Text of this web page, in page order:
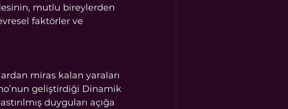
mutlu bireylerden
faktörler ve
miras kalan yaraları
geliştirdiği Dinamik
duyguları açığa